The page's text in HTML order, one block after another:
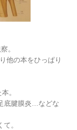
。
他の本をひっぱり
。
底腱膜炎…などな
。